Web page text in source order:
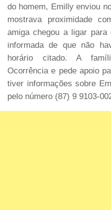
do homem, Emilly enviou
mostrava proximidade
amiga chegou a ligar
informada de que não
horário citado. A
Ocorrência e pede apoio
tiver informações sobre
pelo número (87) 9 9103-